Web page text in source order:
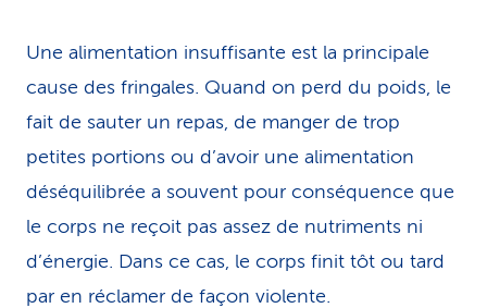
Une alimentation insuffisante est la principale
cause des fringales. Quand on perd du poids, le
fait de sauter un repas, de manger de trop
petites portions ou d’avoir une alimentation
déséquilibrée a souvent pour conséquence que
le corps ne reçoit pas assez de nutriments ni
d’énergie. Dans ce cas, le corps finit tôt ou tard
par en réclamer de façon violente.